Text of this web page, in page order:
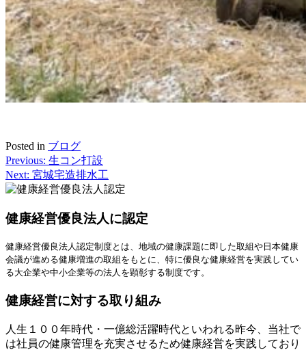
Posted in ブログ
投
稿
ナ
ビ
ゲ
ー
シ
ン
Previous: 生コン打設
Next: 宮城宅造排水工
健康経営優良法人に認定
健康経営優良法人認定制度とは、地域の健康課題に即した取組や日本健康
会議が進める健康増進の取組をもとに、特に優良な健康経営を実践してい
る大企業や中小企業等の法人を顕彰する制度です。
健康経営に対する取り組み
人生１００年時代・一億総活躍時代といわれる昨今、当社で
は社員の健康管理を充実させるため健康経営を実践しており